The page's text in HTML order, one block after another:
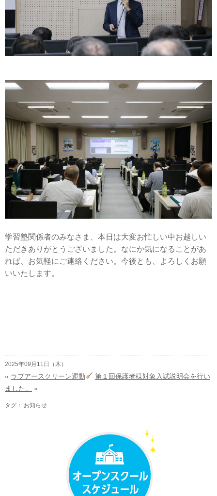
学習塾関係者のみなさま、本日は大変お忙しい中お越しい
ただきありがとうございました。なにか気になることがあ
れば、お気軽にご連絡ください。今後とも、よろしくお願
いいたします。
2025年09月11日（木）
« ラブアースクリーン運動
第１回保護者様対象入試説明会を行い
ました。
»
タグ： お知らせ